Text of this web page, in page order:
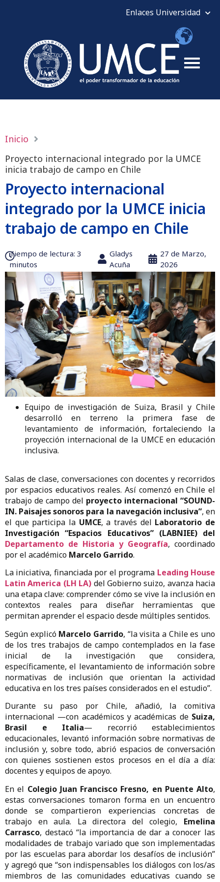
Inicio
Proyecto internacional integrado por la UMCE
inicia trabajo de campo en Chile
Proyecto internacional
integrado por la UMCE inicia
trabajo de campo en Chile
Tiempo de lectura:‎ 3
minutos
Gladys
Acuña
27 de Marzo,
2026
Equipo de investigación de Suiza, Brasil y Chile
desarrolló en terreno la primera fase de
levantamiento de información, fortaleciendo la
proyección internacional de la UMCE en educación
inclusiva.
Salas de clase, conversaciones con docentes y recorridos
por espacios educativos reales. Así comenzó en Chile el
trabajo de campo del proyecto internacional “SOUND-
IN. Paisajes sonoros para la navegación inclusiva”, en
el que participa la UMCE, a través del Laboratorio de
Investigación “Espacios Educativos” (LABNIEE) del
Departamento de Historia y Geografía, coordinado
por el académico Marcelo Garrido.
La iniciativa, financiada por el programa Leading House
Latin America (LH LA) del Gobierno suizo, avanza hacia
una etapa clave: comprender cómo se vive la inclusión en
contextos reales para diseñar herramientas que
permitan aprender el espacio desde múltiples sentidos.
Según explicó Marcelo Garrido, “la visita a Chile es uno
de los tres trabajos de campo contemplados en la fase
inicial de la investigación que considera,
específicamente, el levantamiento de información sobre
normativas de inclusión que orientan la actividad
educativa en los tres países considerados en el estudio”.
Durante su paso por Chile, añadió, la comitiva
internacional —con académicos y académicas de Suiza,
Brasil e Italia— recorrió establecimientos
educacionales, levantó información sobre normativas de
inclusión y, sobre todo, abrió espacios de conversación
con quienes sostienen estos procesos en el día a día:
docentes y equipos de apoyo.
En el Colegio Juan Francisco Fresno, en Puente Alto,
estas conversaciones tomaron forma en un encuentro
donde se compartieron experiencias concretas de
trabajo en aula. La directora del colegio, Emelina
Carrasco, destacó “la importancia de dar a conocer las
modalidades de trabajo variado que son implementadas
por las escuelas para abordar los desafíos de inclusión”
y agregó que “son indispensables los diálogos con los/as
miembros de las comunidades educativas cuando se